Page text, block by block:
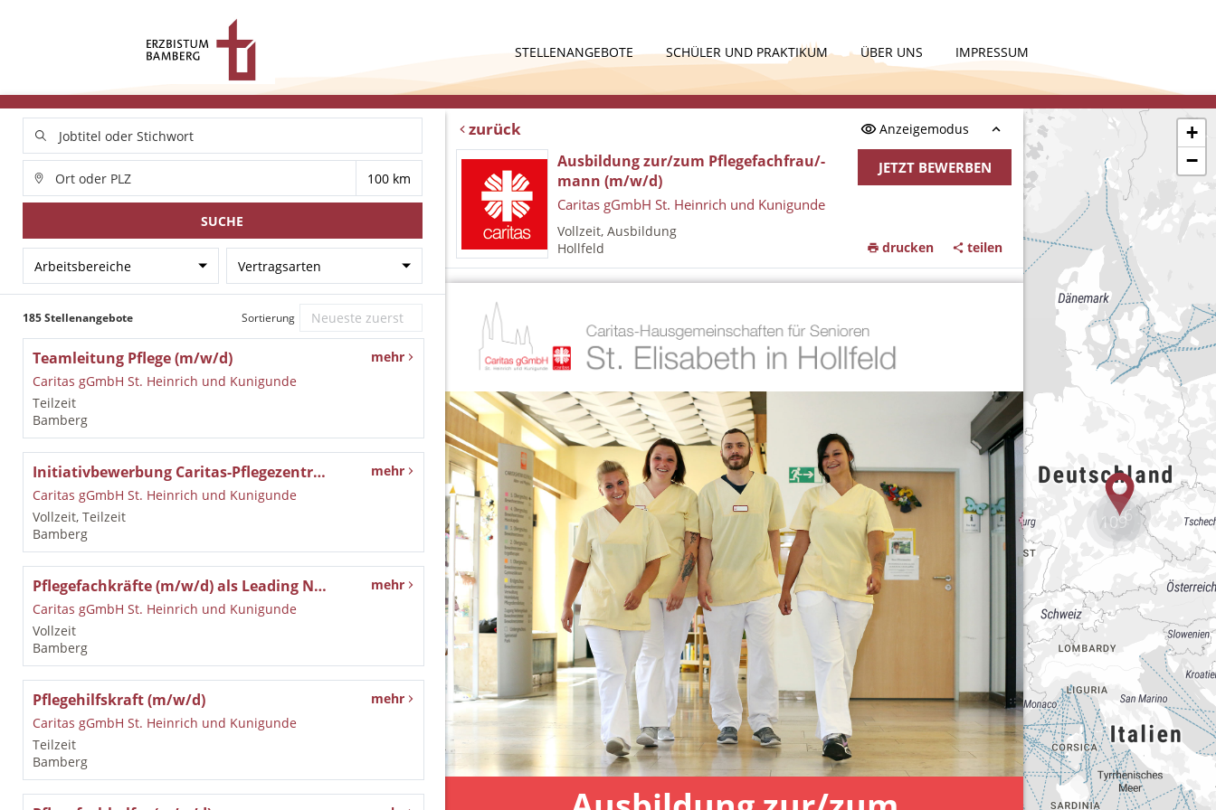
STELLENANGEBOTE SCHÜLER UND PRAKTIKUM ÜBER UNS IMPRESSUM
SUCHE
Arbeitsbereiche Vertragsarten
185 Stellenangebote Sortierung
Teamleitung Pflege (m/w/d)
Caritas gGmbH St. Heinrich und Kunigunde
Teilzeit
Bamberg
mehr
Initiativbewerbung Caritas-Pflegezentrum St. Walburga in Bamberg
Caritas gGmbH St. Heinrich und Kunigunde
Vollzeit, Teilzeit
Bamberg
mehr
Pflegefachkräfte (m/w/d) als Leading Nurse
Caritas gGmbH St. Heinrich und Kunigunde
Vollzeit
Bamberg
mehr
Pflegehilfskraft (m/w/d)
Caritas gGmbH St. Heinrich und Kunigunde
Teilzeit
Bamberg
mehr
zurück Anzeigemodus
Ausbildung zur/zum Pflegefachfrau/-
mann (m/w/d)
Caritas gGmbH St. Heinrich und Kunigunde
Vollzeit, Ausbildung
Hollfeld
JETZT BEWERBEN
drucken teilen
109
76
+
−